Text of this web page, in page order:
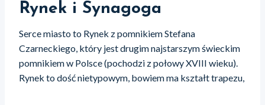
Rynek i Synagoga
Serce miasto to Rynek z pomnikiem Stefana
Czarneckiego, który jest drugim najstarszym świeckim
pomnikiem w Polsce (pochodzi z połowy XVIII wieku).
Rynek to dość nietypowym, bowiem ma kształt trapezu,